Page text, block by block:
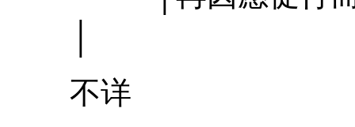
不详